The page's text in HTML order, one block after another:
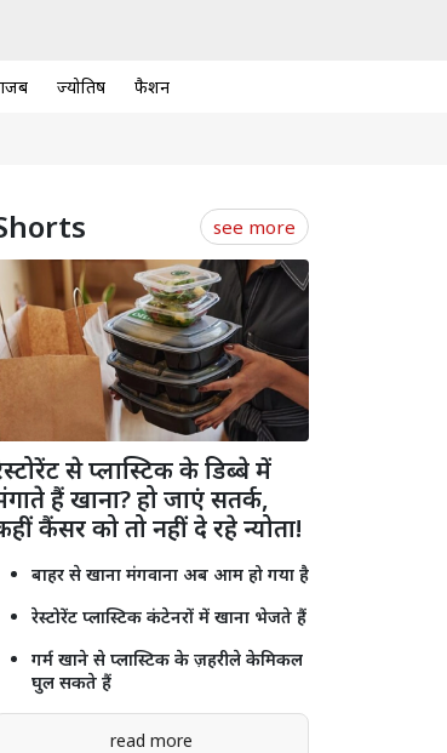
ज्योतिष फैशन
see more
से प्लास्टिक के डिब्बे में
हैं खाना? हो जाएं सतर्क,
कैंसर को तो नहीं दे रहे न्योता!
बाहर से खाना मंगवाना अब आम हो गया है
रेस्टोरेंट प्लास्टिक कंटेनरों में खाना भेजते हैं
गर्म खाने से प्लास्टिक के ज़हरीले केमिकल
घुल सकते हैं
read more